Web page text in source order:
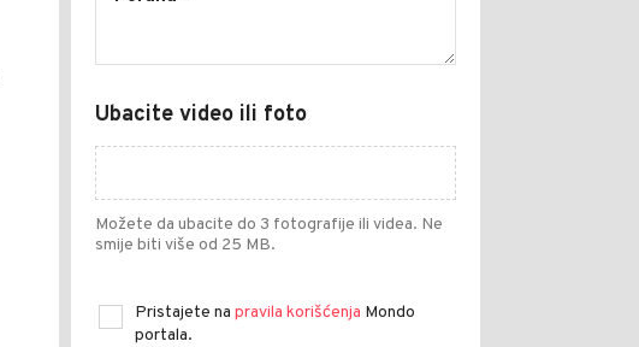
Ubacite video ili foto
Možete da ubacite do 3 fotografije ili videa. Ne
smije biti više od 25 MB.
Pristajete na pravila korišćenja Mondo
portala.